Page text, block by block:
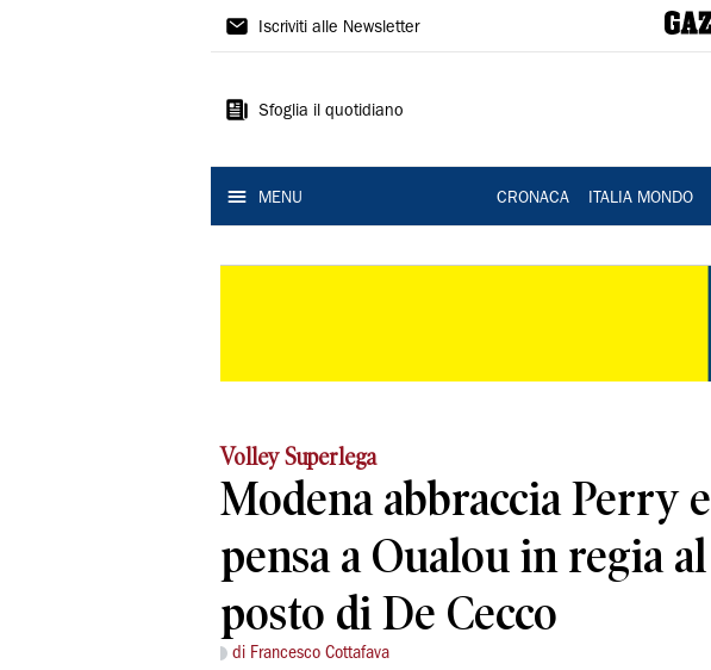
Gazzetta
Modena
Iscriviti alle Newsletter
Sfoglia il quotidiano
MENU CRONACA ITALIA MONDO
Volley Superlega
Modena abbraccia Perry e
pensa a Oualou in regia al
posto di De Cecco
di Francesco Cottafava